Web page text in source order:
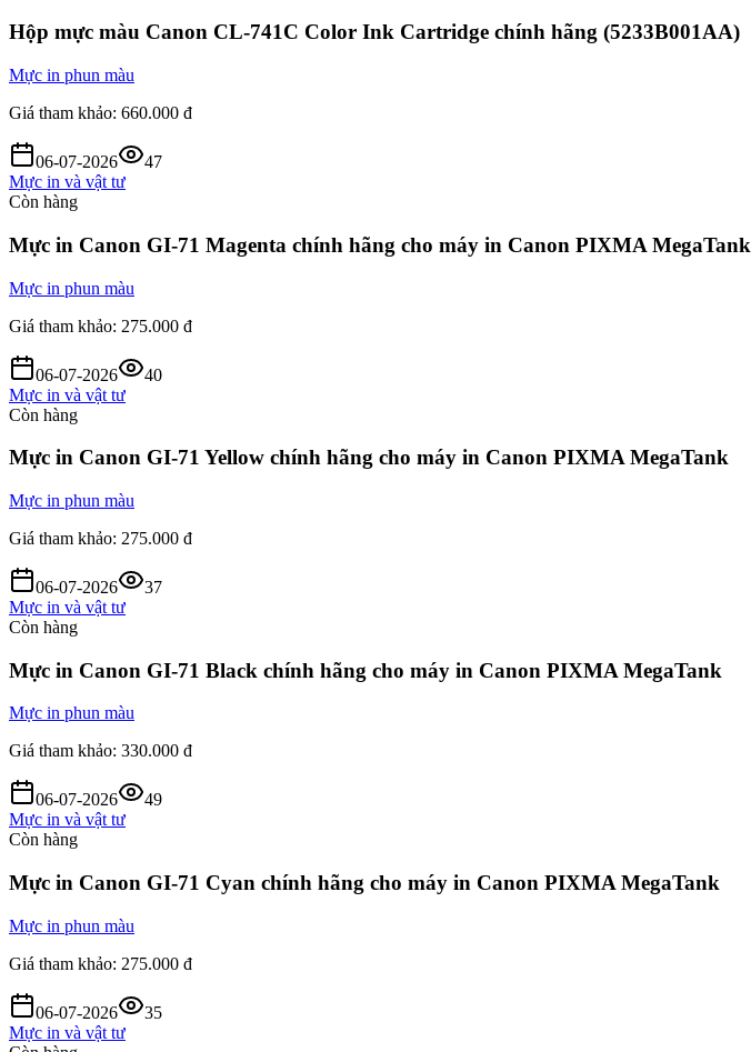
Hộp mực màu Canon CL-741C Color Ink Cartridge chính hãng (5233B001AA)
Mực in phun màu
Giá tham khảo: 660.000 đ
06-07-2026
47
Mực in và vật tư
Còn hàng
Mực in Canon GI-71 Magenta chính hãng cho máy in Canon PIXMA MegaTank
Mực in phun màu
Giá tham khảo: 275.000 đ
06-07-2026
40
Mực in và vật tư
Còn hàng
Mực in Canon GI-71 Yellow chính hãng cho máy in Canon PIXMA MegaTank
Mực in phun màu
Giá tham khảo: 275.000 đ
06-07-2026
37
Mực in và vật tư
Còn hàng
Mực in Canon GI-71 Black chính hãng cho máy in Canon PIXMA MegaTank
Mực in phun màu
Giá tham khảo: 330.000 đ
06-07-2026
49
Mực in và vật tư
Còn hàng
Mực in Canon GI-71 Cyan chính hãng cho máy in Canon PIXMA MegaTank
Mực in phun màu
Giá tham khảo: 275.000 đ
06-07-2026
35
Mực in và vật tư